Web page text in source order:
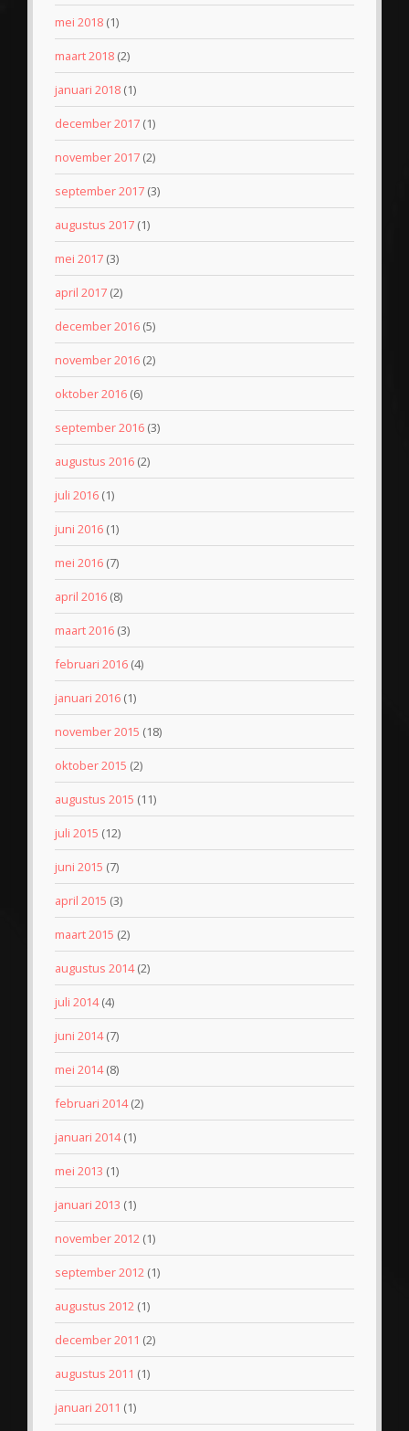
mei 2018 (1)
maart 2018 (2)
januari 2018 (1)
december 2017 (1)
november 2017 (2)
september 2017 (3)
augustus 2017 (1)
mei 2017 (3)
april 2017 (2)
december 2016 (5)
november 2016 (2)
oktober 2016 (6)
september 2016 (3)
augustus 2016 (2)
juli 2016 (1)
juni 2016 (1)
mei 2016 (7)
april 2016 (8)
maart 2016 (3)
februari 2016 (4)
januari 2016 (1)
november 2015 (18)
oktober 2015 (2)
augustus 2015 (11)
juli 2015 (12)
juni 2015 (7)
april 2015 (3)
maart 2015 (2)
augustus 2014(2)
juli 2014(4)
juni 2014(7)
mei 2014(8)
februari 2014(2)
januari 2014(1)
mei 2013 (1)
januari 2013 (1)
november 2012 (1)
september 2012 (1)
augustus 2012 (1)
december 2011 (2)
augustus 2011 (1)
januari 2011 (1)